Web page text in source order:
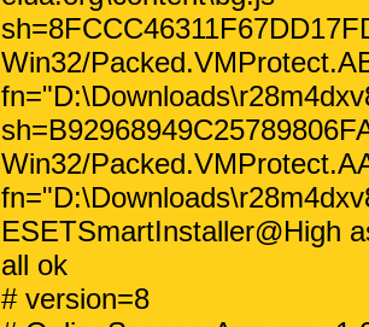
Win32/
Win32/
ESETSmartInstaller@High
all ok
# version=8